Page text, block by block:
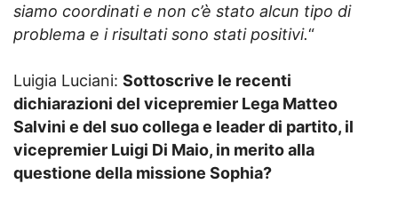
siamo coordinati e non c’è stato alcun tipo di
problema e i risultati sono stati positivi.“
Luigia Luciani: Sottoscrive le recenti
dichiarazioni del vicepremier Lega Matteo
Salvini e del suo collega e leader di partito, il
vicepremier Luigi Di Maio, in merito alla
questione della missione Sophia?